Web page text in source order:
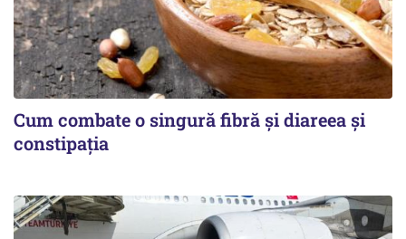
Cum combate o singură fibră și diareea și
constipația